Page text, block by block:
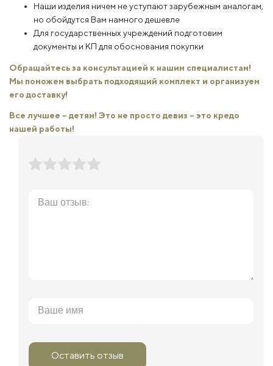
Наши изделия ничем не уступают зарубежным аналогам,
но обойдутся Вам намного дешевле
Для государственных учреждений подготовим
документы и КП для обоснования покупки
Обращайтесь за консультацией к нашим специалистам!
Мы поможем выбрать подходящий комплект и организуем
его доставку!
Все лучшее – детям! Это не просто девиз – это кредо
нашей работы!
Оставить отзыв